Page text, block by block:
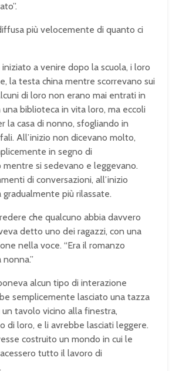
più velocemente di quanto ci
iniziato a venire dopo la scuola, i loro
la testa china mentre scorrevano sui
di loro non erano mai entrati in
una biblioteca in vita loro, ma eccoli
la casa di nonno, sfogliando in
All’inizio non dicevano molto,
in segno di
mentre si sedevano e leggevano.
di conversazioni, all’inizio
più rilassate.
che qualcuno abbia davvero
detto uno dei ragazzi, con una
nella voce. “Era il romanzo
alcun tipo di interazione
semplicemente lasciato una tazza
tavolo vicino alla finestra,
di loro, e li avrebbe lasciati leggere.
costruito un mondo in cui le
tutto il lavoro di